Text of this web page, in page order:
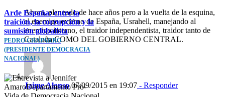
Arde España: entre la
traición, la corrupción y la
sumisión globalista
PEDRO CHAPARRO
(PRESIDENTE DEMOCRACIA
NACIONAL)
Ahora, planeado de hace años pero a la vuelta de la esquina,
el enemigo externo de España, Usrahell, manejando al
enemigo interno, el traidor independentista, traidor tanto de
Cataluña COMO DEL GOBIERNO CENTRAL.
Jaime Alonso07/09/2015 en 19:07 - Responder